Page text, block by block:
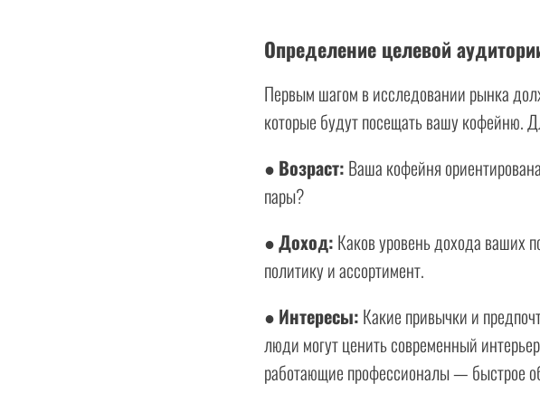
Определение целевой
Первым шагом в исследовании рынка
которые будут посещать вашу кофейню.
● Возраст: Ваша кофейня
пары?
●Доход: Каков уровень дохода ваших
политику и ассортимент.
● Интересы: Какие привычки и
люди могут ценить современный
работающие профессионалы — быстрое